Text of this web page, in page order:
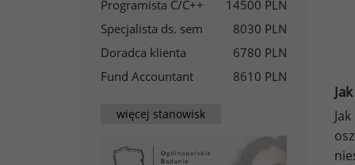
Programista C/C++
14500 PLN
Specjalista ds. sem
8030 PLN
Doradca klienta
6780 PLN
Fund Accountant
8610 PLN
więcej stanowisk